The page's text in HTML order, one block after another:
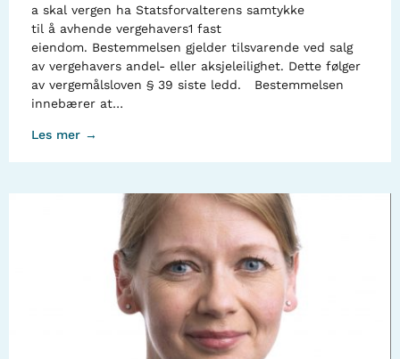
a skal vergen ha Statsforvalterens samtykke
til å avhende vergehavers1 fast
eiendom. Bestemmelsen gjelder tilsvarende ved salg
av vergehavers andel- eller aksjeleilighet. Dette følger
av vergemålsloven § 39 siste ledd. Bestemmelsen
innebærer at…
Les mer →